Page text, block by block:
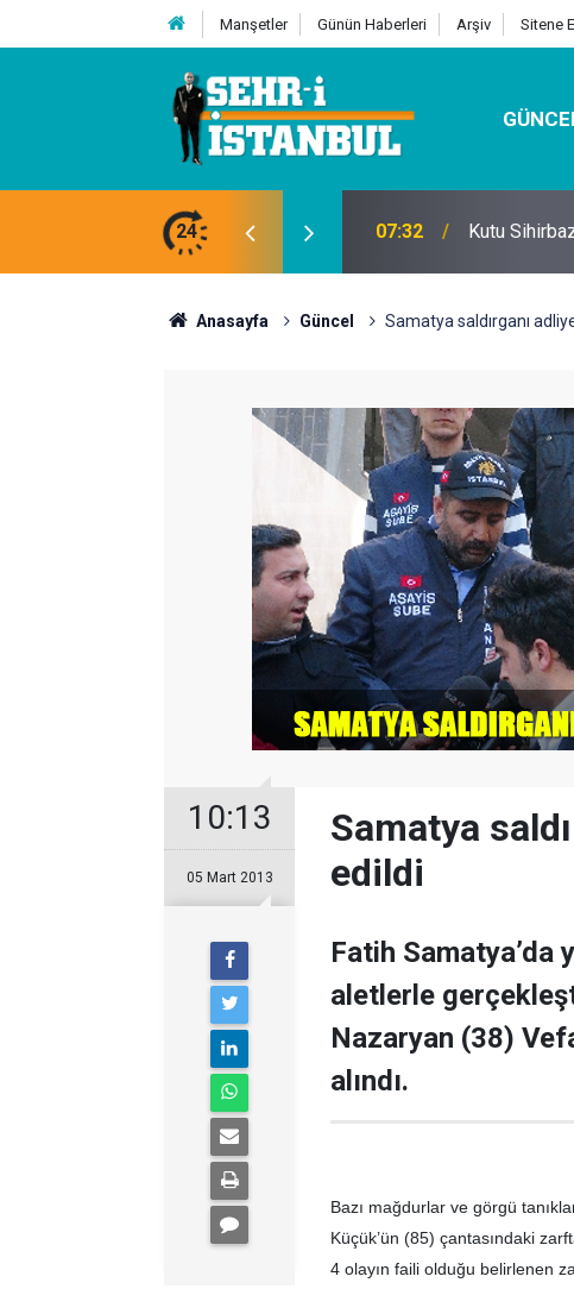
Manşetler Günün Haberleri Arşiv Sitene
24 07:32 Kutu
Anasayfa Güncel Samatya saldırganı
10:13
05 Mart 2013
Samatya
edildi
Fatih Samatya’da
aletlerle
Nazaryan (38)
alındı.
Bazı mağdurlar ve görgü
Küçük’ün (85) çantasındaki
4 olayın faili olduğu belirlenen